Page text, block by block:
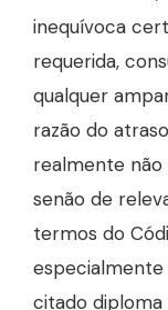
inequívoca
requerida,
qualquer
razão do
realmente
senão de
termos do
citado diploma